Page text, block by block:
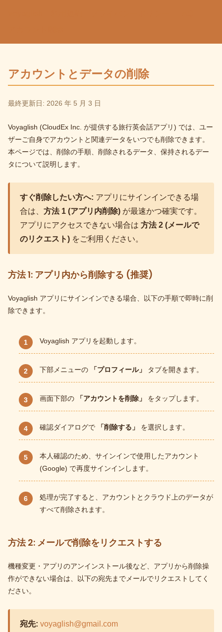
アカウントとデータの削除
最終更新日: 2026 年 5 月 3 日
Voyaglish (CloudEx Inc. が提供する旅行英会話アプリ) では、ユー
ザーご自身でアカウントと関連データをいつでも削除できます。
本ページでは、削除の手順、削除されるデータ、保持されるデー
タについて説明します。
すぐ削除したい方へ: アプリにサインインできる場
合は、 方法 1 (アプリ内削除) が最速かつ確実です。
アプリにアクセスできない場合は 方法 2 (メールで
のリクエスト) をご利用ください。
方法 1: アプリ内から削除する (推奨)
Voyaglish アプリにサインインできる場合、以下の手順で即時に削
除できます。
Voyaglish アプリを起動します。
下部メニューの 「プロフィール」 タブを開きます。
画面下部の 「アカウントを削除」 をタップします。
確認ダイアログで 「削除する」 を選択します。
本人確認のため、サインインで使用したアカウント
(Google) で再度サインインします。
処理が完了すると、アカウントとクラウド上のデータが
すべて削除されます。
方法 2: メールで削除をリクエストする
機種変更・アプリのアンインストール後など、アプリから削除操
作ができない場合は、以下の宛先までメールでリクエストしてく
ださい。
宛先: voyaglish@gmail.com